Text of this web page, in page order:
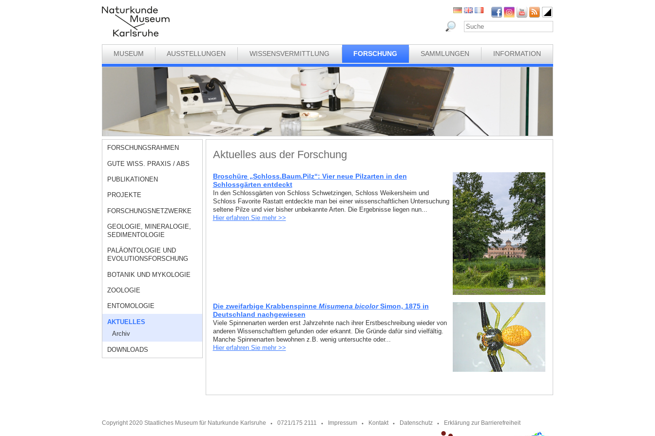
MUSEUM AUSSTELLUNGEN WISSENSVERMITTLUNG FORSCHUNG SAMMLUNGEN INFORMATION
FORSCHUNGSRAHMEN
GUTE WISS. PRAXIS / ABS
PUBLIKATIONEN
PROJEKTE
FORSCHUNGSNETZWERKE
GEOLOGIE, MINERALOGIE,
SEDIMENTOLOGIE
PALÄONTOLOGIE UND
EVOLUTIONSFORSCHUNG
BOTANIK UND MYKOLOGIE
ZOOLOGIE
ENTOMOLOGIE
AKTUELLES
Archiv
DOWNLOADS
Aktuelles aus der Forschung
Broschüre „Schloss.Baum.Pilz“: Vier neue Pilzarten in den
Schlossgärten entdeckt
In den Schlossgärten von Schloss Schwetzingen, Schloss Weikersheim und
Schloss Favorite Rastatt entdeckte man bei einer wissenschaftlichen Untersuchung
seltene Pilze und vier bisher unbekannte Arten. Die Ergebnisse liegen nun...
Hier erfahren Sie mehr >>
Die zweifarbige Krabbenspinne Misumena bicolorSimon, 1875 in
Deutschland nachgewiesen
Viele Spinnenarten werden erst Jahrzehnte nach ihrer Erstbeschreibung wieder von
anderen Wissenschaftlern gefunden oder erkannt. Die Gründe dafür sind vielfältig.
Manche Spinnenarten bewohnen z.B. wenig untersuchte oder...
Hier erfahren Sie mehr >>
Copyright 2020 Staatliches Museum für Naturkunde Karlsruhe 0721/175 2111 Impressum Kontakt Datenschutz Erklärung zur Barrierefreiheit